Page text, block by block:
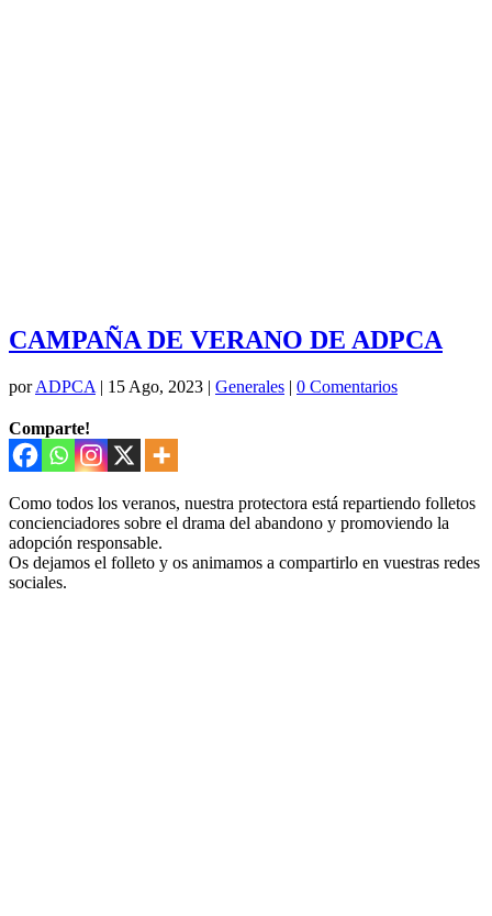
CAMPAÑA DE VERANO DE ADPCA
porADPCA | 15 Ago, 2023 | Generales | 0 Comentarios
Comparte!
Como todos los veranos, nuestra protectora está repartiendo folletos
concienciadores sobre el drama del abandono y promoviendo la
adopción responsable.
Os dejamos el folleto y os animamos a compartirlo en vuestras redes
sociales.